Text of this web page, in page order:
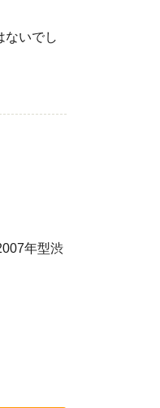
ないでし
年型渋